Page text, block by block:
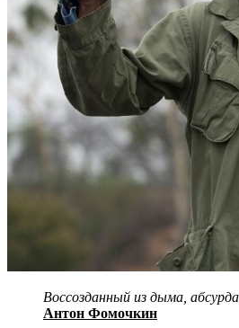
Воссозданный из дыма,
Антон Фомочкин